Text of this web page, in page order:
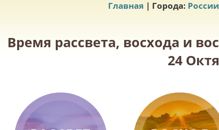
Главная | Города: России
Время рассвета, восхода и
24